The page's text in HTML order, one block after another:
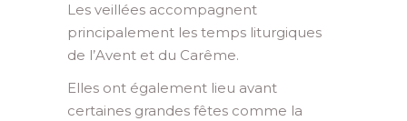
Les veillées accompagnent
principalement les temps liturgiques
de l’Avent et du Carême.
Elles ont également lieu avant
certaines grandes fêtes comme la